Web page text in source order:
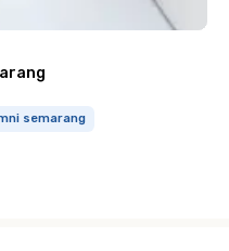
semarang